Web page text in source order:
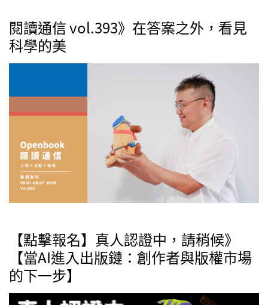
閱讀通信 vol.393》在答案之外，看見
科學的美
【點擊報名】真人認證中，請稍候》
【當AI進入出版鏈：創作者與版權市場
的下一步】